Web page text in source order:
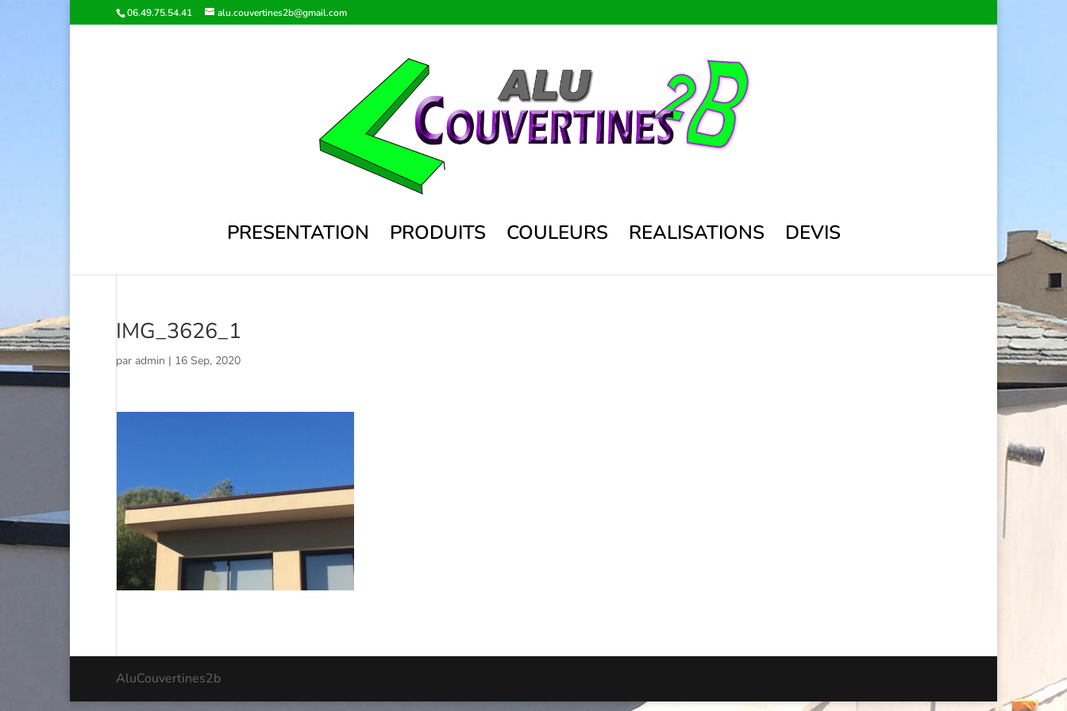
06.49.75.54.41 alu.couvertines2b@gmail.com
PRESENTATION PRODUITS COULEURS REALISATIONS DEVIS
IMG_3626_1
paradmin | 16 Sep, 2020
AluCouvertines2b